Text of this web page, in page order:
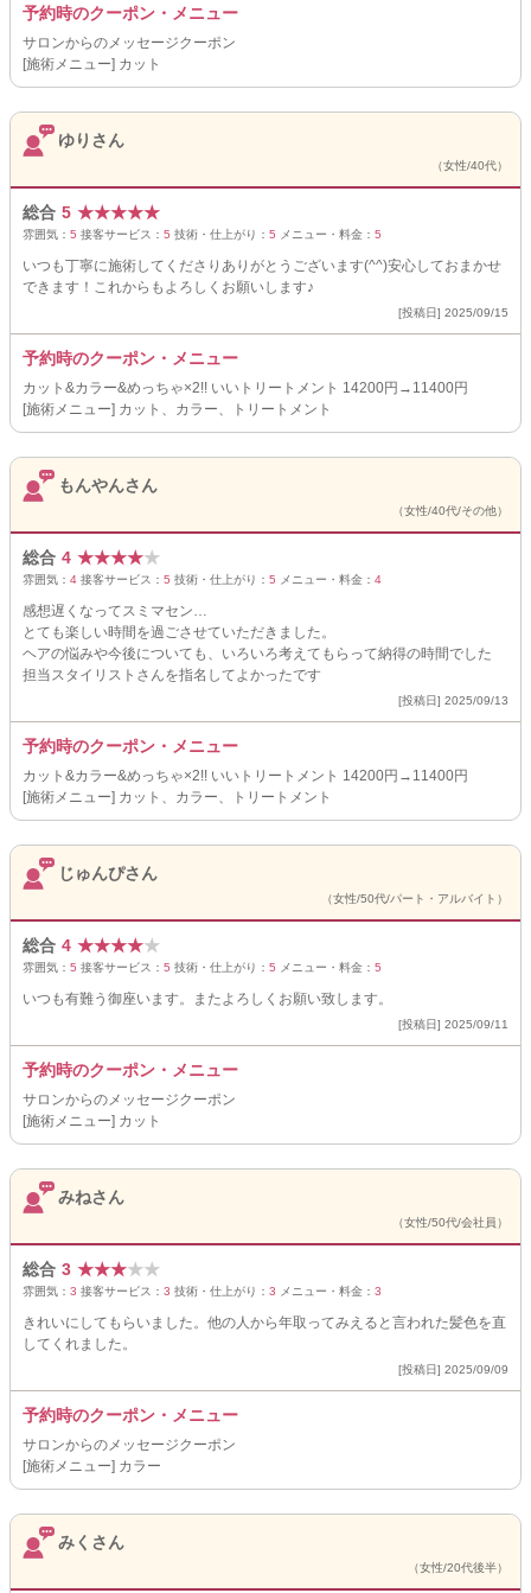
予約時のクーポン・メニュー
サロンからのメッセージクーポン
[施術メニュー] カット
ゆりさん
（女性/40代）
総合 5 ★★★★★
雰囲気： 5 接客サービス： 5 技術・仕上がり： 5 メニュー・料金： 5
いつも丁寧に施術してくださりありがとうございます(^^)安心しておまかせ
できます！これからもよろしくお願いします♪
[投稿日] 2025/09/15
予約時のクーポン・メニュー
カット&カラー&めっちゃ×2!! いいトリートメント 14200円→11400円
[施術メニュー] カット、カラー、トリートメント
もんやんさん
（女性/40代/その他）
総合 4 ★★★★★
雰囲気： 4 接客サービス： 5 技術・仕上がり： 5 メニュー・料金： 4
感想遅くなってスミマセン…
とても楽しい時間を過ごさせていただきました。
ヘアの悩みや今後についても、いろいろ考えてもらって納得の時間でした
担当スタイリストさんを指名してよかったです
[投稿日] 2025/09/13
予約時のクーポン・メニュー
カット&カラー&めっちゃ×2!! いいトリートメント 14200円→11400円
[施術メニュー] カット、カラー、トリートメント
じゅんぴさん
（女性/50代/パート・アルバイト）
総合 4 ★★★★★
雰囲気： 5 接客サービス： 5 技術・仕上がり： 5 メニュー・料金： 5
いつも有難う御座います。またよろしくお願い致します。
[投稿日] 2025/09/11
予約時のクーポン・メニュー
サロンからのメッセージクーポン
[施術メニュー] カット
みねさん
（女性/50代/会社員）
総合 3 ★★★★★
雰囲気： 3 接客サービス： 3 技術・仕上がり： 3 メニュー・料金： 3
きれいにしてもらいました。他の人から年取ってみえると言われた髪色を直
してくれました。
[投稿日] 2025/09/09
予約時のクーポン・メニュー
サロンからのメッセージクーポン
[施術メニュー] カラー
みくさん
（女性/20代後半）